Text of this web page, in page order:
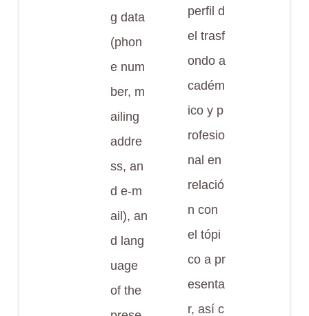
g data
(phon
e num
ber, m
ailing
addre
ss, an
d e-m
ail), an
d lang
uage
of the
perfil d
el trasf
ondo a
cadém
ico y p
rofesio
nal en
relació
n con
el tópi
co a pr
esenta
r, así c